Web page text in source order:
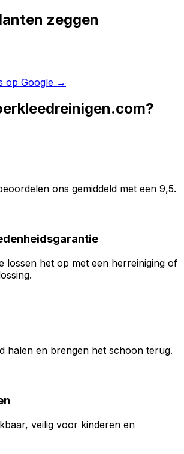
zeggen
op Google →
ons gemiddeld met een 9,5.
lossen het op met een herreiniging of
halen en brengen het schoon terug.
veilig voor kinderen en